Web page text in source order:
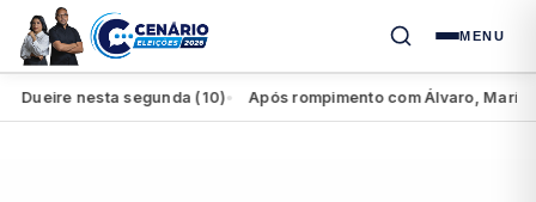
MENU
nesta segunda (10) ● Após rompimento com Álvaro, Marília